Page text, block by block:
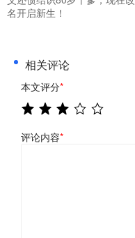
名开启新生！
相关评论
本文评分*
评论内容*